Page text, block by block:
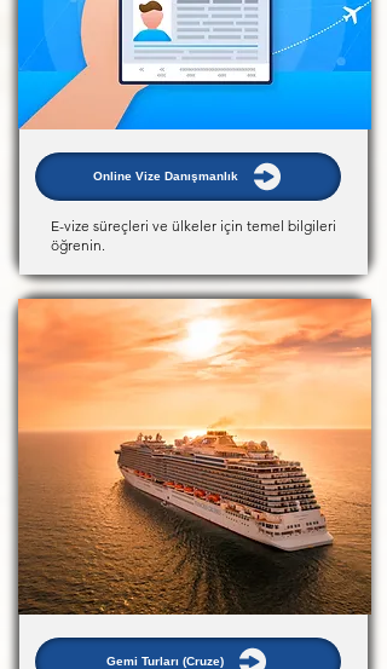
Online Vize Danışmanlık
E-vize süreçleri ve ülkeler için temel bilgileri
öğrenin.
Gemi Turları (Cruze)